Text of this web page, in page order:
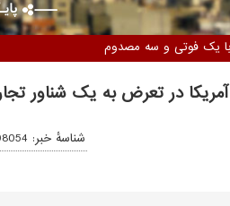
با یک فوتی و سه مصدوم
در تعرض به یک شناور
شناسهٔ خبر: 198054 -